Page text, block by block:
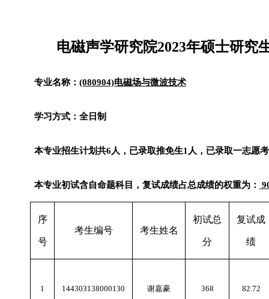
电磁声学研究院2023年硕士研究
专业名称： (080904)电磁场与微波技术
学习方式：全日制
本专业招生计划共6 人，已录取推免生1 人，已录取一志愿
本专业初试含自命题科目，复试成绩占总成绩的权重为：
序
号
考生编号 考生姓名
初试总
分
复试成
绩
1 144303138000130 谢嘉豪 368 82.72